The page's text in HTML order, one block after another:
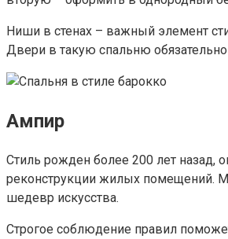
Ниши в стенах – важный элемент
Двери в такую спальню
Ампир
Стиль рожден более 200 лет назад,
реконструкции жилых помещений.
шедевр искусства.
Строгое соблюдение правил